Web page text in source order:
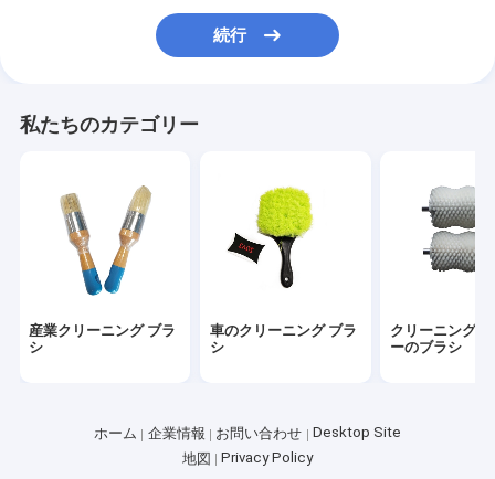
続行
私たちのカテゴリー
産業クリーニング ブラ
シ
車のクリーニング ブラ
シ
クリーニングの
ーのブラシ
ホーム 企業情報 お問い合わせ
Desktop Site
地図
Privacy Policy